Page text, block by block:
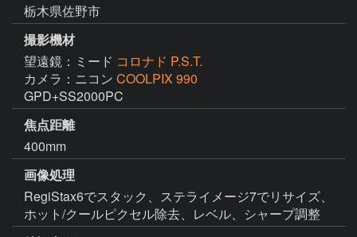
栃木県佐野市
撮影機材
望遠鏡：ミード コロナド P.S.T.
カメラ：ニコン COOLPIX 990
GPD+SS2000PC
焦点距離
400mm
画像処理
RegiStax6でスタック、ステライメージ7でリサイズ、
ホット/クールピクセル除去、レベル、シャープ調整